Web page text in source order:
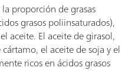
proporción de grasas
grasos poliinsaturados),
aceite. El aceite de girasol,
el aceite de soja y el
ricos en ácidos grasos